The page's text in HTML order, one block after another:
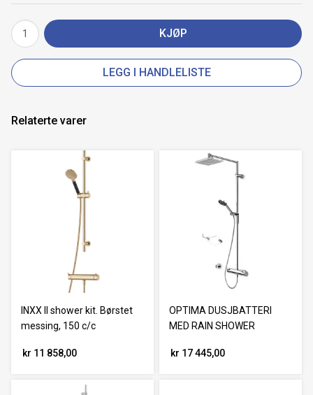
KJØP
LEGG I HANDLELISTE
Relaterte varer
INXX II shower kit. Børstet
messing, 150 c/c
kr 11 858,00
OPTIMA DUSJBATTERI
MED RAIN SHOWER
kr 17 445,00